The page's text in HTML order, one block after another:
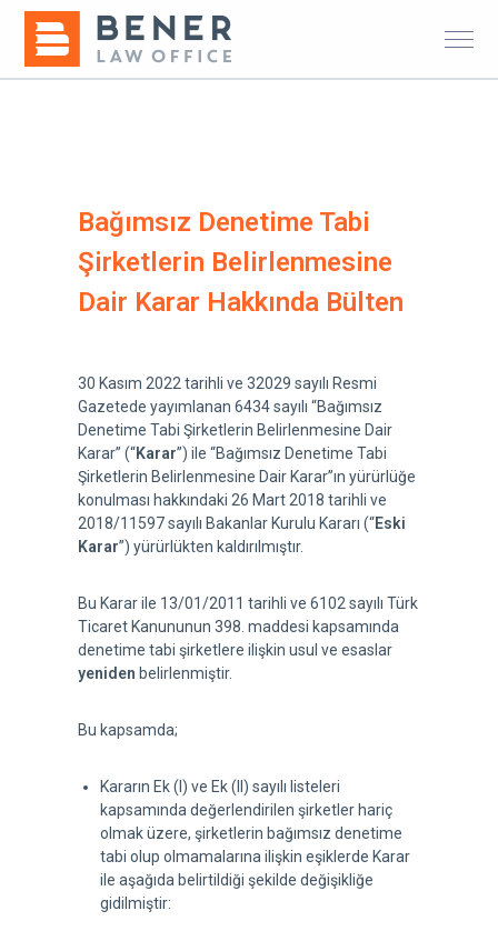
Bağımsız Denetime Tabi
Şirketlerin Belirlenmesine
Dair Karar Hakkında Bülten
30 Kasım 2022 tarihli ve 32029 sayılı Resmi
Gazetede yayımlanan 6434 sayılı “Bağımsız
Denetime Tabi Şirketlerin Belirlenmesine Dair
Karar” (“Karar”) ile “Bağımsız Denetime Tabi
Şirketlerin Belirlenmesine Dair Karar”ın yürürlüğe
konulması hakkındaki 26 Mart 2018 tarihli ve
2018/11597 sayılı Bakanlar Kurulu Kararı (“Eski
Karar”) yürürlükten kaldırılmıştır.
Bu Karar ile 13/01/2011 tarihli ve 6102 sayılı Türk
Ticaret Kanununun 398. maddesi kapsamında
denetime tabi şirketlere ilişkin usul ve esaslar
yeniden belirlenmiştir.
Bu kapsamda;
Kararın Ek (I) ve Ek (II) sayılı listeleri
kapsamında değerlendirilen şirketler hariç
olmak üzere, şirketlerin bağımsız denetime
tabi olup olmamalarına ilişkin eşiklerde Karar
ile aşağıda belirtildiği şekilde değişikliğe
gidilmiştir: